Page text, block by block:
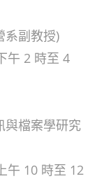
系副教授)
午 2 時至 4
與檔案學研究
午 10 時至 12